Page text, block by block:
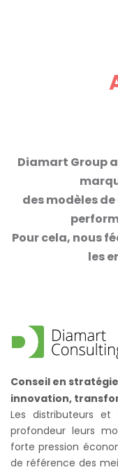
Diamart Group
des modèles de
Pour cela, nous
les
Conseil en
innovation,
Les distributeurs
profondeur leurs
forte pression
de référence des